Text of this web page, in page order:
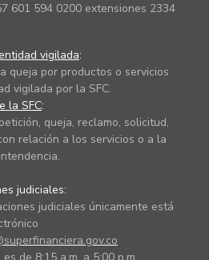
601 594 0200 extensiones 2334
vigilada:
queja por productos o servicios
vigilada por la SFC.
la SFC:
queja, reclamo, solicitud,
relación a los servicios o a la
judiciales:
judiciales únicamente está